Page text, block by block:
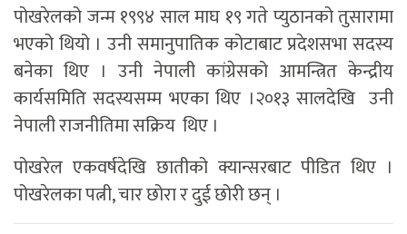
पोखरेलको जन्म १९९४ साल माघ १९ गते प्युठानको तुसारामा
भएको थियो । उनी समानुपातिक कोटाबाट प्रदेशसभा सदस्य
बनेका थिए । उनी नेपाली कांग्रेसको आमन्त्रित केन्द्रीय
कार्यसमिति सदस्यसम्म भएका थिए ।२०१३ सालदेखि उनी
नेपाली राजनीतिमा सक्रिय थिए ।
पोखरेल एकवर्षदेखि छातीको क्यान्सरबाट पीडित थिए ।
पोखरेलका पत्नी, चार छोरा र दुई छोरी छन् ।